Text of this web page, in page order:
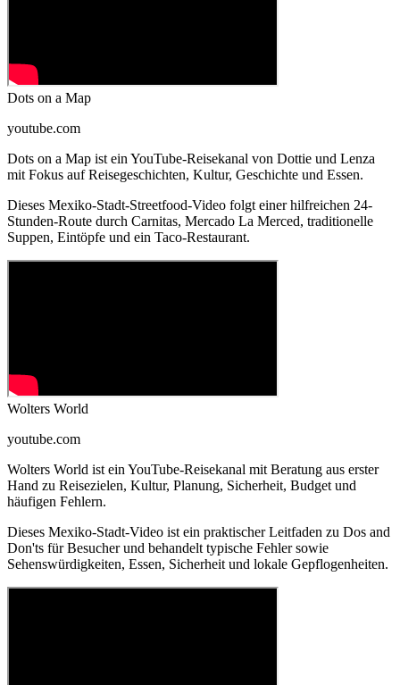
Dots on a Map
youtube.com
Dots on a Map ist ein YouTube-Reisekanal von Dottie und Lenza
mit Fokus auf Reisegeschichten, Kultur, Geschichte und Essen.
Dieses Mexiko-Stadt-Streetfood-Video folgt einer hilfreichen 24-
Stunden-Route durch Carnitas, Mercado La Merced, traditionelle
Suppen, Eintöpfe und ein Taco-Restaurant.
Wolters World
youtube.com
Wolters World ist ein YouTube-Reisekanal mit Beratung aus erster
Hand zu Reisezielen, Kultur, Planung, Sicherheit, Budget und
häufigen Fehlern.
Dieses Mexiko-Stadt-Video ist ein praktischer Leitfaden zu Dos and
Don'ts für Besucher und behandelt typische Fehler sowie
Sehenswürdigkeiten, Essen, Sicherheit und lokale Gepflogenheiten.